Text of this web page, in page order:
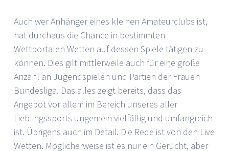
Auch wer Anhänger eines kleinen Amateurclubs ist,
hat durchaus die Chance in bestimmten
Wettportalen Wetten auf dessen Spiele tätigen zu
können. Dies gilt mittlerweile auch für eine große
Anzahl an Jugendspielen und Partien der Frauen
Bundesliga. Das alles zeigt bereits, dass das
Angebot vor allem im Bereich unseres aller
Lieblingssports ungemein vielfältig und umfangreich
ist. Übrigens auch im Detail. Die Rede ist von den Live
Wetten. Möglicherweise ist es nur ein Gerücht, aber